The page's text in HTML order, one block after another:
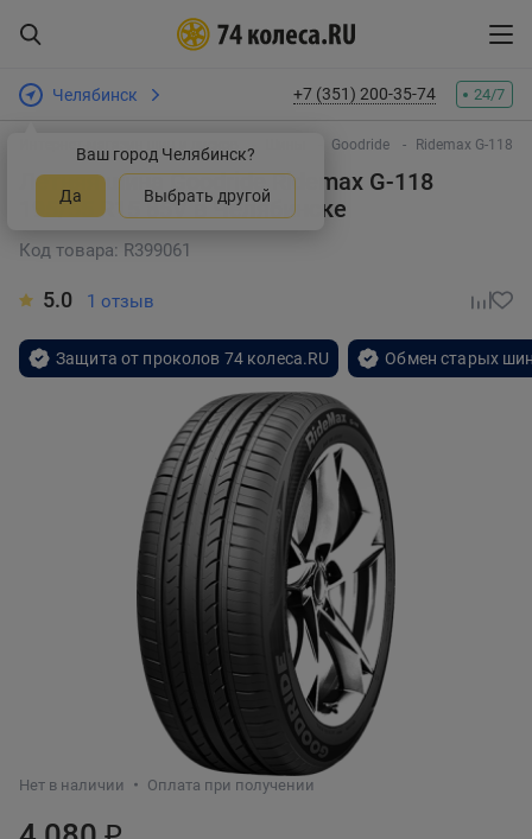
Челябинск
Ваш город Челябинск?
Да Выбрать другой
+7 (351) 200-35-74 24/7
Интернет-магазин шин и дисков Goodride Ridemax G-118
Летняя шина Goodride Ridemax G-118
195/55 R15 85Vв Челябинске
Код товара: R399061
5.0 1 отзыв
Защита от проколов 74 колеса.RU Обмен старых
Нет в наличии Оплата при получении